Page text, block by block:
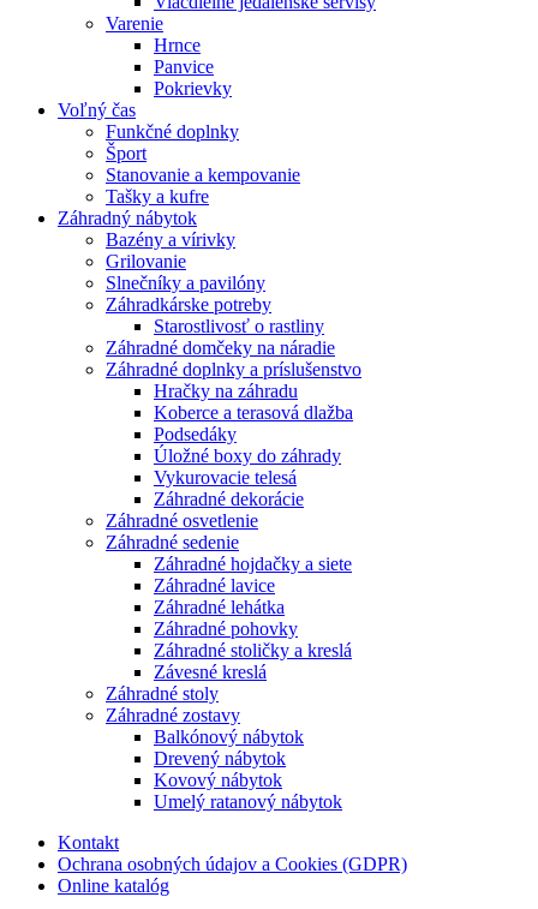
Varenie
Hrnce
Panvice
Pokrievky
Voľný čas
Funkčné doplnky
Šport
Stanovanie a kempovanie
Tašky a kufre
Záhradný nábytok
Bazény a vírivky
Grilovanie
Slnečníky a pavilóny
Záhradkárske potreby
Starostlivosť o rastliny
Záhradné domčeky na náradie
Záhradné doplnky a príslušenstvo
Hračky na záhradu
Koberce a terasová dlažba
Podsedáky
Úložné boxy do záhrady
Vykurovacie telesá
Záhradné dekorácie
Záhradné osvetlenie
Záhradné sedenie
Záhradné hojdačky a siete
Záhradné lavice
Záhradné lehátka
Záhradné pohovky
Záhradné stoličky a kreslá
Závesné kreslá
Záhradné stoly
Záhradné zostavy
Balkónový nábytok
Drevený nábytok
Kovový nábytok
Umelý ratanový nábytok
Kontakt
Ochrana osobných údajov a Cookies (GDPR)
Online katalóg